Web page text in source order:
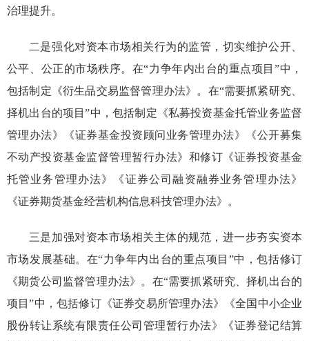
治理提升。
二是强化对资本市场相关行为的监管，切实维护公开、
公平、公正的市场秩序。 在“力争年内出台的重点项目 ”中 ，
包括制定 《衍生品交易监督管理办法》 。 在“需要抓紧研究、
择机出台的项目”中，包括制定 《私募投资基金托管业务监督
管理办法》《证券基金投资顾问业务管理办法》《公开募集
不动产投资基金监督管理暂行办法》 和修订 《证券投资基金
托管业务管理办法》《证券公司融资融券业务管理办法》
《证券期货基金经营机构信息科技管理办法》 。
三是加强对资本市场相关主体的规范，进一步夯实资本
市场发展基础。在“力争年内出台的重点项目 ”中 ，包括修订
《期货公司监督管理办法》 。在“需要抓紧研究、择机出台的
项目”中 ， 包括修订《证券交易所管理办法》《全国中小企业
股份转让系统有限责任公司管理暂行办法》《证券登记结算